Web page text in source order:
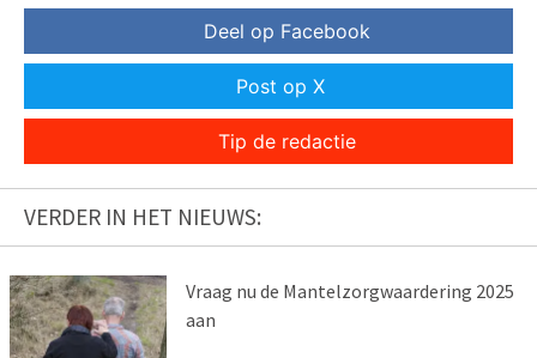
Deel op Facebook
Post op X
Tip de redactie
VERDER IN HET NIEUWS:
Vraag nu de Mantelzorgwaardering 2025
aan